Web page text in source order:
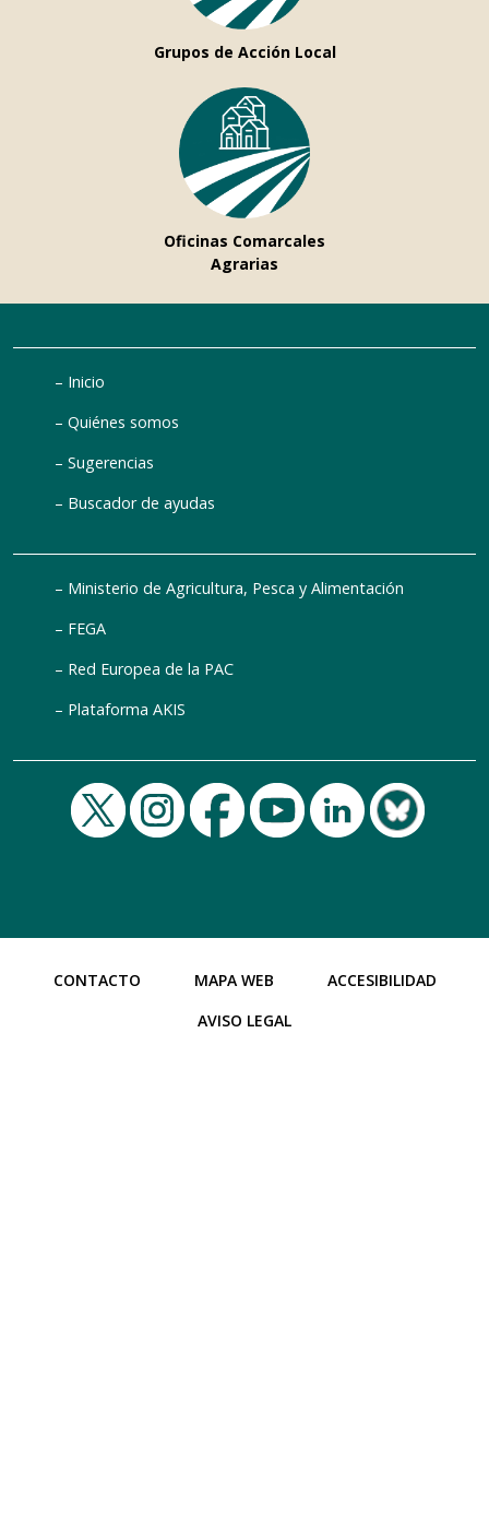
Grupos de Acción Local
Oficinas Comarcales
Agrarias
Inicio
Quiénes somos
Sugerencias
Buscador de ayudas
Ministerio de Agricultura, Pesca y Alimentación
FEGA
Red Europea de la PAC
Plataforma AKIS
CONTACTO MAPA WEB
ACCESIBILIDAD
AVISO LEGAL